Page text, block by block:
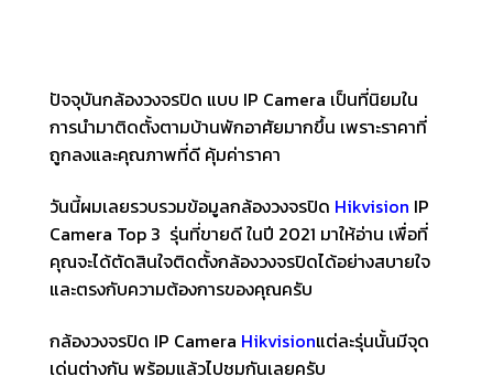
ปัจจุบันกล้องวงจรปิด แบบ IP Camera เป็นที่นิยมใน
การนำมาติดตั้งตามบ้านพักอาศัยมากขึ้น เพราะราคาที่
ถูกลงและคุณภาพที่ดี คุ้มค่าราคา
วันนี้ผมเลยรวบรวมข้อมูลกล้องวงจรปิด Hikvision IP
Camera Top 3 รุ่นที่ขายดีในปี 2021 มาให้อ่าน เพื่อที่
คุณจะได้ตัดสินใจติดตั้งกล้องวงจรปิดได้อย่างสบายใจ
และตรงกับความต้องการของคุณครับ
กล้องวงจรปิด IP Camera Hikvisionแต่ละรุ่นนั้นมีจุด
เด่นต่างกัน พร้อมแล้วไปชมกันเลยครับ